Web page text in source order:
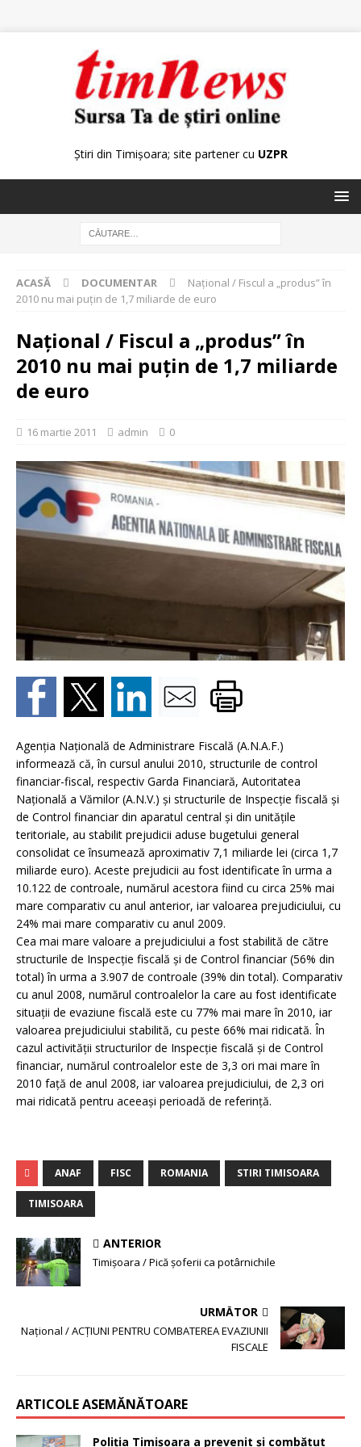
Știri din Timișoara; site partener cu UZPR
ACASĂ DOCUMENTAR
Naţional / Fiscul a „produs” în
2010 nu mai puţin de 1,7 miliarde de euro
Naţional / Fiscul a „produs” în
2010 nu mai puţin de 1,7 miliarde
de euro
16 martie 2011 admin 0
Agenţia Naţională de Administrare Fiscală (A.N.A.F.)
informează că, în cursul anului 2010, structurile de control
financiar-fiscal, respectiv Garda Financiară, Autoritatea
Naţională a Vămilor (A.N.V.) şi structurile de Inspecţie fiscală şi
de Control financiar din aparatul central şi din unităţile
teritoriale, au stabilit prejudicii aduse bugetului general
consolidat ce însumează aproximativ 7,1 miliarde lei (circa 1,7
miliarde euro). Aceste prejudicii au fost identificate în urma a
10.122 de controale, numărul acestora fiind cu circa 25% mai
mare comparativ cu anul anterior, iar valoarea prejudiciului, cu
24% mai mare comparativ cu anul 2009.
Cea mai mare valoare a prejudiciului a fost stabilită de către
structurile de Inspecţie fiscală şi de Control financiar (56% din
total) în urma a 3.907 de controale (39% din total). Comparativ
cu anul 2008, numărul controalelor la care au fost identificate
situaţii de evaziune fiscală este cu 77% mai mare în 2010, iar
valoarea prejudiciului stabilită, cu peste 66% mai ridicată. În
cazul activităţii structurilor de Inspecţie fiscală şi de Control
financiar, numărul controalelor este de 3,3 ori mai mare în
2010 faţă de anul 2008, iar valoarea prejudiciului, de 2,3 ori
mai ridicată pentru aceeaşi perioadă de referinţă.
ANAF FISC ROMANIA STIRI TIMISOARA
TIMISOARA
ANTERIOR
Timişoara / Pică şoferii ca potârnichile
URMĂTOR
Naţional / ACŢIUNI PENTRU COMBATEREA EVAZIUNII
FISCALE
ARTICOLE ASEMĂNĂTOARE
Poliția Timișoara a prevenit şi combătut